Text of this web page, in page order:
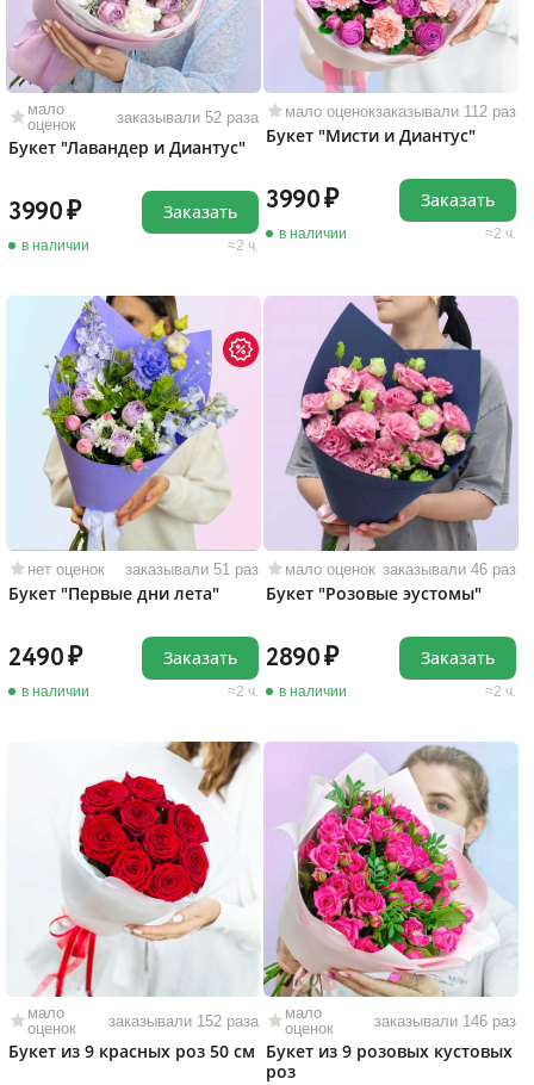
мало
оценок
заказывали 52 раза
Букет "Лавандер и Диантус"
3990
в наличии 2 ч.
Заказать
мало оценокзаказывали 112 раз
Букет "Мисти и Диантус"
3990
в наличии 2 ч.
Заказать
нет оценок заказывали 51 раз
Букет "Первые дни лета"
2490
в наличии 2 ч.
Заказать
мало оценок заказывали 46 раз
Букет "Розовые эустомы"
2890
в наличии 2 ч.
Заказать
мало
оценок
заказывали 152 раза
Букет из 9 красных роз 50 см
мало
оценок
заказывали 146 раз
Букет из 9 розовых кустовых
роз